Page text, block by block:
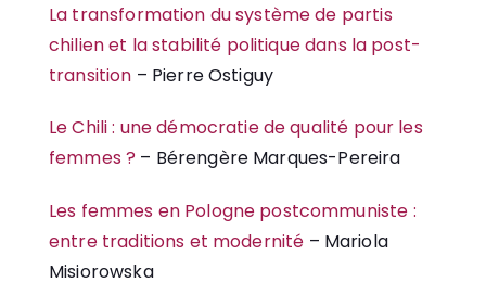
La transformation du système de partis
chilien et la stabilité politique dans la post-
transition – Pierre Ostiguy
Le Chili : une démocratie de qualité pour les
femmes ? – Bérengère Marques-Pereira
Les femmes en Pologne postcommuniste :
entre traditions et modernité – Mariola
Misiorowska